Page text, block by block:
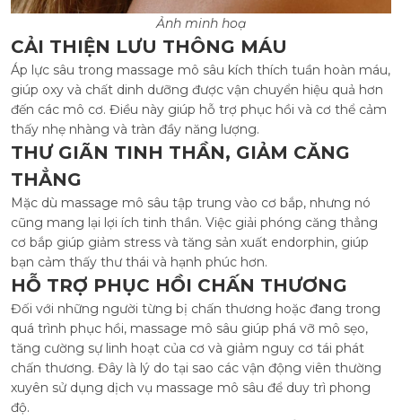
Ảnh minh hoạ
CẢI THIỆN LƯU THÔNG MÁU
Áp lực sâu trong massage mô sâu kích thích tuần hoàn máu,
giúp oxy và chất dinh dưỡng được vận chuyển hiệu quả hơn
đến các mô cơ. Điều này giúp hỗ trợ phục hồi và cơ thể cảm
thấy nhẹ nhàng và tràn đầy năng lượng.
THƯ GIÃN TINH THẦN, GIẢM CĂNG
THẲNG
Mặc dù massage mô sâu tập trung vào cơ bắp, nhưng nó
cũng mang lại lợi ích tinh thần. Việc giải phóng căng thẳng
cơ bắp giúp giảm stress và tăng sản xuất endorphin, giúp
bạn cảm thấy thư thái và hạnh phúc hơn.
HỖ TRỢ PHỤC HỒI CHẤN THƯƠNG
Đối với những người từng bị chấn thương hoặc đang trong
quá trình phục hồi, massage mô sâu giúp phá vỡ mô sẹo,
tăng cường sự linh hoạt của cơ và giảm nguy cơ tái phát
chấn thương. Đây là lý do tại sao các vận động viên thường
xuyên sử dụng dịch vụ massage mô sâu để duy trì phong
độ.